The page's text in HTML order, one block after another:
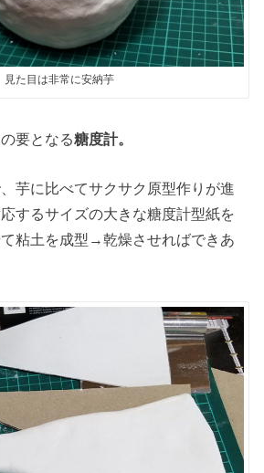
見た目は非常に安納芋
要となる糖度計。
芋に比べてサクサク原型作りが進
するサイズの大きな糖度計型紙を
粘土を成型→乾燥させればできあ